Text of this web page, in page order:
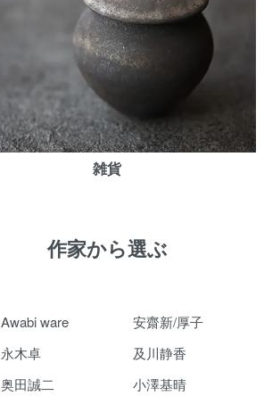
雑貨
作家から選ぶ
Awabi ware 安齋新/厚子
永木卓 及川静香
奥田誠二 小澤基晴